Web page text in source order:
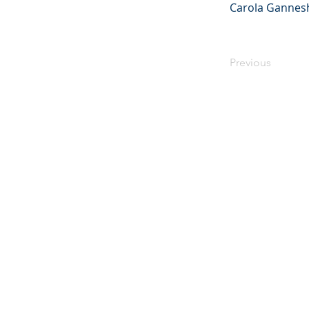
Carola
Previous